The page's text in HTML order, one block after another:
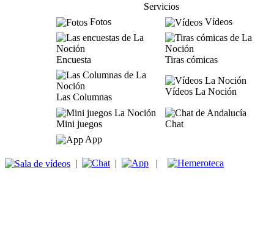
Servicios
Fotos
Vídeos
Encuesta Tiras cómicas
Las Columnas
Vídeos La Noción
Mini juegos
Chat
App
| | |